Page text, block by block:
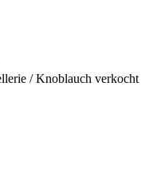
/ Knoblauch verkocht